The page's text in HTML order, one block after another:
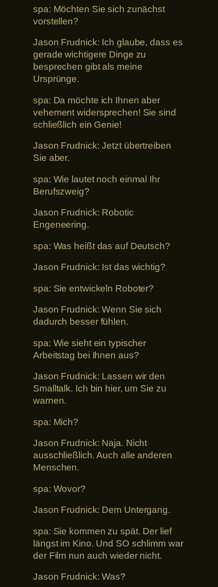
spa: Möchten Sie sich zunächst
vorstellen?
Jason Frudnick: Ich glaube, dass es
gerade wichtigere Dinge zu
besprechen gibt als meine
Ursprünge.
spa: Da möchte ich Ihnen aber
vehement widersprechen! Sie sind
schließlich ein Genie!
Jason Frudnick: Jetzt übertreiben
Sie aber.
spa: Wie lautet noch einmal Ihr
Berufszweig?
Jason Frudnick: Robotic
Engeneering.
spa: Was heißt das auf Deutsch?
Jason Frudnick: Ist das wichtig?
spa: Sie entwickeln Roboter?
Jason Frudnick: Wenn Sie sich
dadurch besser fühlen.
spa: Wie sieht ein typischer
Arbeitstag bei Ihnen aus?
Jason Frudnick: Lassen wir den
Smalltalk. Ich bin hier, um Sie zu
warnen.
spa: Mich?
Jason Frudnick: Naja. Nicht
ausschließlich. Auch alle anderen
Menschen.
spa: Wovor?
Jason Frudnick: Dem Untergang.
spa: Sie kommen zu spät. Der lief
längst im Kino. Und SO schlimm war
der Film nun auch wieder nicht.
Jason Frudnick: Was?